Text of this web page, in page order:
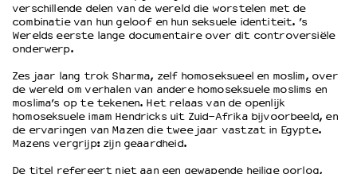
Schoolvoorstellingen
Filmprogramma’s Primair Onderwijs
Filmprogramma’s VO/MBO
Speciale educatieprogramma’s
OVER LANTARENVENSTER
Wat we doen
Werken bij
verschillende delen van de wereld die worstelen met de
combinatie van hun geloof en hun seksuele identiteit. ’s
Werelds eerste lange documentaire over dit controversiële
onderwerp.
Zes jaar lang trok Sharma, zelf homoseksueel en moslim, over
de wereld om verhalen van andere homoseksuele moslims en
moslima’s op te tekenen. Het relaas van de openlijk
homoseksuele imam Hendricks uit Zuid-Afrika bijvoorbeeld, en
de ervaringen van Mazen die twee jaar vastzat in Egypte.
Mazens vergrijp: zijn geaardheid.
De titel refereert niet aan een gewapende heilige oorlog,